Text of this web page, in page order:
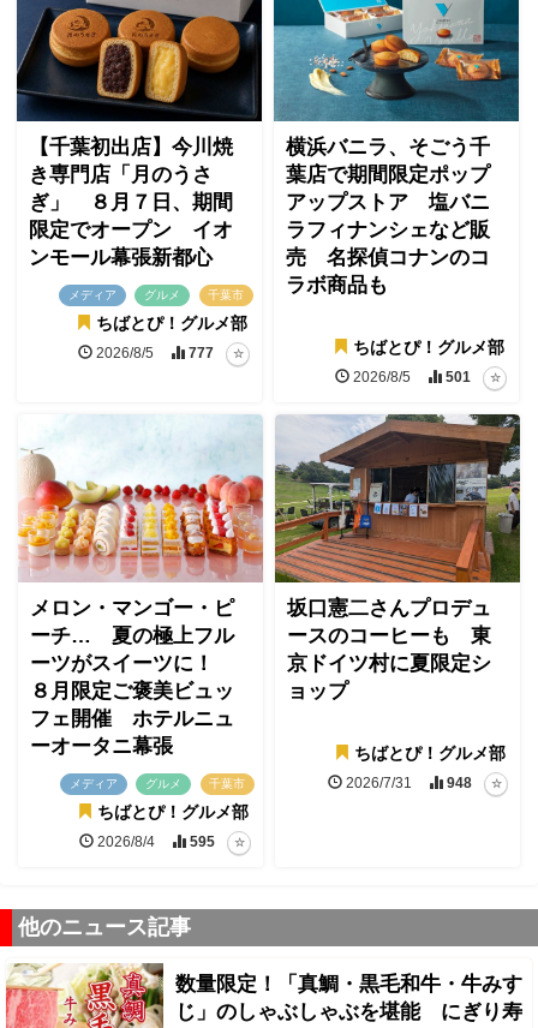
【千葉初出店】今川焼
き専門店「月のうさ
ぎ」 ８月７日、期間
限定でオープン イオ
ンモール幕張新都心
メディア グルメ 千葉市
ちばとぴ！グルメ部
2026/8/5 777
横浜バニラ、そごう千
葉店で期間限定ポップ
アップストア 塩バニ
ラフィナンシェなど販
売 名探偵コナンのコ
ラボ商品も
ちばとぴ！グルメ部
2026/8/5 501
メロン・マンゴー・ピ
ーチ… 夏の極上フル
ーツがスイーツに！
８月限定ご褒美ビュッ
フェ開催 ホテルニュ
ーオータニ幕張
メディア グルメ 千葉市
ちばとぴ！グルメ部
2026/8/4 595
坂口憲二さんプロデュ
ースのコーヒーも 東
京ドイツ村に夏限定シ
ョップ
ちばとぴ！グルメ部
2026/7/31 948
他のニュース記事
数量限定！「真鯛・黒毛和牛・牛みす
じ」のしゃぶしゃぶを堪能 にぎり寿